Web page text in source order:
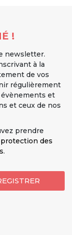
!
newsletter.
à la
de vos
régulièrement
et
et ceux de nos
prendre
des
.